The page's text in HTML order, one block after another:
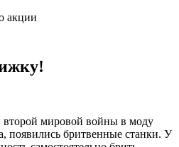
второй мировой войны в моду
появились бритвенные станки. У